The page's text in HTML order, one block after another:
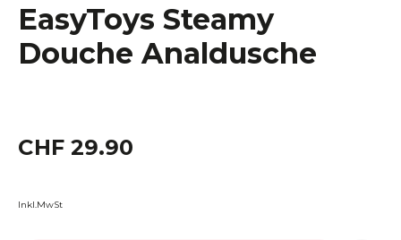
EasyToys Steamy
Douche Analdusche
CHF 29.90
Inkl.MwSt